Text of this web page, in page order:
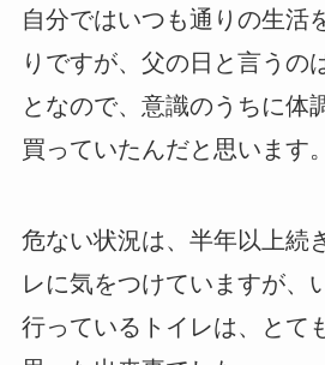
自分ではいつも通りの生活
りですが、父の日と言うの
となので、意識のうちに体
買っていたんだと思います。
危ない状況は、半年以上続
レに気をつけていますが、
行っているトイレは、とて